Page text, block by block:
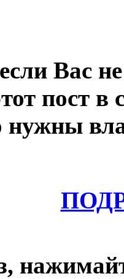
Вас не
пост
нужны